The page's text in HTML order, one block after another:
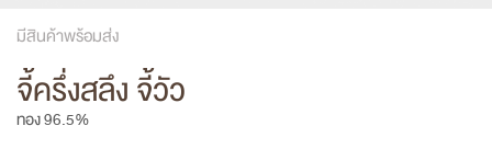
จี้ครึ่งสลึง จี้วัว
ทอง 96.5%
มีสินค้าพร้อมส่ง